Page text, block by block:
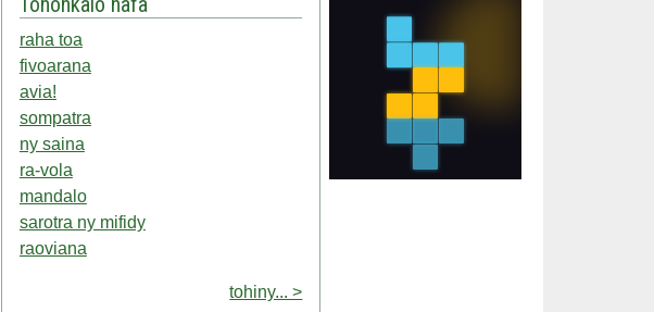
raha toa
fivoarana
avia!
sompatra
ny saina
ra-vola
mandalo
sarotra ny mifidy
raoviana
tohiny... >